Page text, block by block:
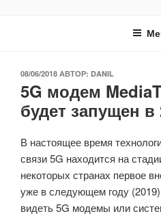
ОПУБЛИКОВАНО
08/06/2018 АВТОР: DANIL
5G модем
будет запущен в
В настоящее время
связи 5G находится на
некоторых странах первое
уже в следующем году
видеть 5G модемы или